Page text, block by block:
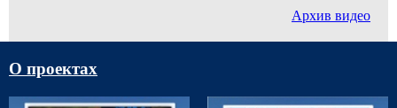
Архив видео
О проектах